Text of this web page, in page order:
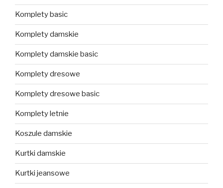
Komplety basic
Komplety damskie
Komplety damskie basic
Komplety dresowe
Komplety dresowe basic
Komplety letnie
Koszule damskie
Kurtki damskie
Kurtki jeansowe